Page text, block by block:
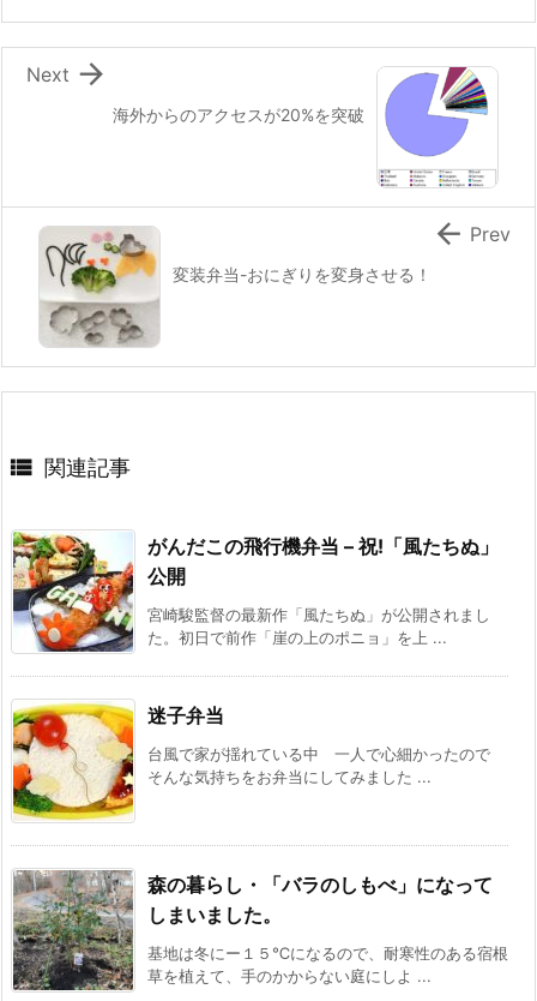
o
k
海外からのアクセスが20%を突破

Next
変装弁当-おにぎりを変身させる！
 Prev
 関連記事
がんだこの飛行機弁当 – 祝!「風たちぬ」
公開
宮崎駿監督の最新作「風たちぬ」が公開されまし
た。初日で前作「崖の上のポニョ」を上 ...
迷子弁当
台風で家が揺れている中 一人で心細かったので
そんな気持ちをお弁当にしてみました ...
森の暮らし・「バラのしもべ」になって
しまいました。
基地は冬にー１５℃になるので、耐寒性のある宿根
草を植えて、手のかからない庭にしよ ...